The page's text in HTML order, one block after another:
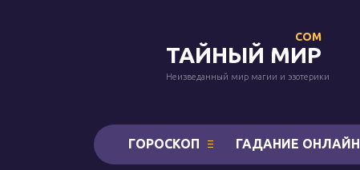
ТАЙНЫЙ МИР
COM
Неизведанный мир магии и эзотерики
ГОРОСКОП ГАДАНИЕ ОНЛАЙН